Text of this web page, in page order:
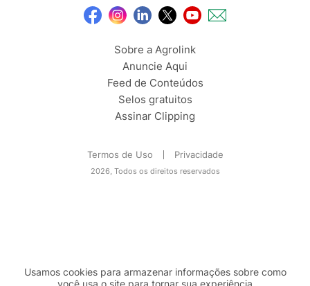
Sobre a Agrolink
Anuncie Aqui
Feed de Conteúdos
Selos gratuitos
Assinar Clipping
Termos de Uso Privacidade
2026, Todos os direitos reservados
Usamos cookies para armazenar informações sobre como